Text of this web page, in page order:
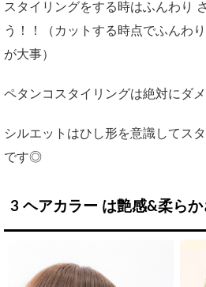
スタイリングをする時はふんわり
う！！（カットする時点でふんわ
が大事）
ペタンコスタイリングは絶対にダメ
シルエットはひし形を意識してス
です◎
3 ヘアカラー は艶感&柔ら